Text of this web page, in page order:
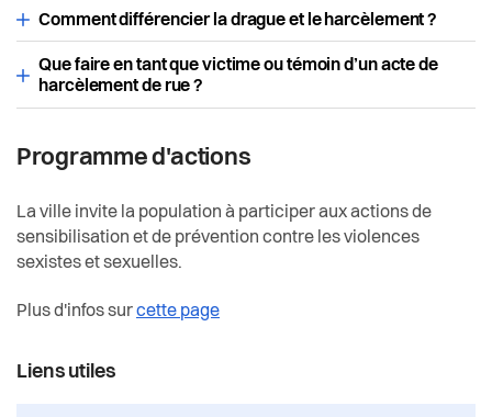
Comment différencier la drague et le harcèlement ?
Que faire en tant que victime ou témoin d’un acte de
harcèlement de rue ?
Programme d'actions
La ville invite la population à participer aux actions de
sensibilisation et de prévention contre les violences
sexistes et sexuelles.
Plus d'infos surcette page
Liens utiles